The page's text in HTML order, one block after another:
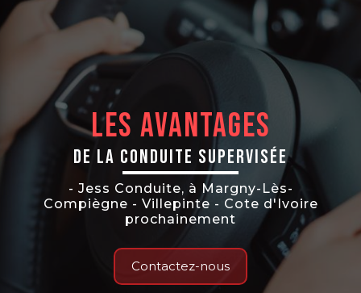
Les avantages
de la conduite supervisée
- Jess Conduite, à Margny-Lès-
Compiègne - Villepinte - Cote d'Ivoire
prochainement
Contactez-nous